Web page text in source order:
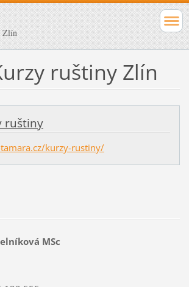
Zlín
ruštiny Zlín
ruštiny
kurzy-rustiny/
MSc